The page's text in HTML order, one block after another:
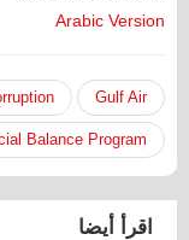
Arabic Version
Gulf Air
Balance Program
اقرأ أيضا